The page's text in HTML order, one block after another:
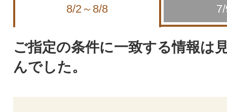
8/2～8/8
ご指定の条件に一致する情報は
んでした。